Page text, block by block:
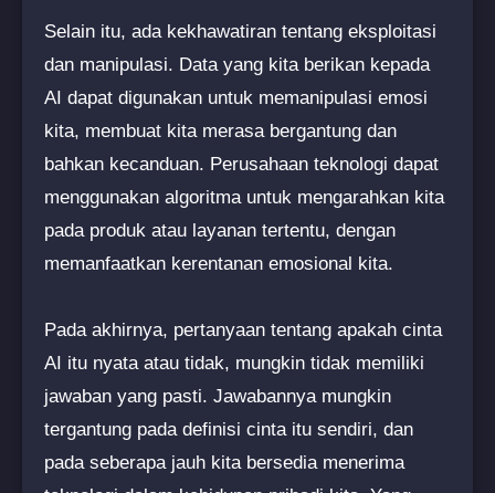
Selain itu, ada kekhawatiran tentang eksploitasi
dan manipulasi. Data yang kita berikan kepada
AI dapat digunakan untuk memanipulasi emosi
kita, membuat kita merasa bergantung dan
bahkan kecanduan. Perusahaan teknologi dapat
menggunakan algoritma untuk mengarahkan kita
pada produk atau layanan tertentu, dengan
memanfaatkan kerentanan emosional kita.
Pada akhirnya, pertanyaan tentang apakah cinta
AI itu nyata atau tidak, mungkin tidak memiliki
jawaban yang pasti. Jawabannya mungkin
tergantung pada definisi cinta itu sendiri, dan
pada seberapa jauh kita bersedia menerima